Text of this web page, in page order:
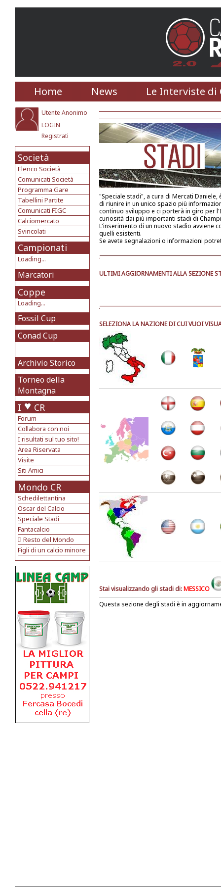
Home News Le Interviste di
Utente Anonimo
LOGIN
Registrati
Società
Elenco Società
Comunicati Società
Programma Gare
Tabellini Partite
Comunicati FIGC
Calciomercato
Svincolati
Campionati
Loading...
Marcatori
Coppe
Loading...
Fossil Cup
Conad Cup
Archivio Storico
Torneo della
Montagna
I CR
Forum
Collabora con noi
I risultati sul tuo sito!
Area Riservata
Visite
Siti Amici
Mondo CR
Schedilettantina
Oscar del Calcio
Speciale Stadi
Fantacalcio
Il Resto del Mondo
Figli di un calcio minore
"Speciale stadi", a cura di Mercati
di riunire in un unico spazio più
continuo sviluppo e ci porterà in giro per
curiosità dai più importanti stadi di
L'inserimento di un nuovo stadio avviene
quelli esistenti.
Se avete segnalazioni o informazioni
ULTIMI AGGIORNAMENTI ALLA SEZIONE
SELEZIONA LA NAZIONE DI CUI VUOI
Stai visualizzando gli stadi di:MESSICO
Questa sezione degli stadi è in